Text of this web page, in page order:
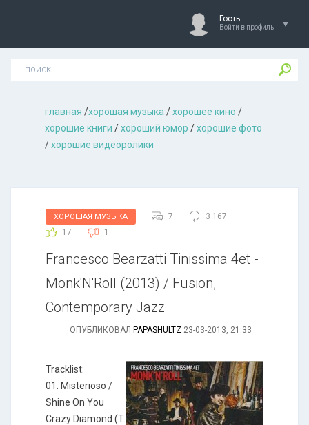
Гость
Войти в профиль
главная /хорошая музыкa /хорошее кино /
хорошие книги /хороший юмор /хорошие фото
/хорошие видеоролики
ХОРОШАЯ МУЗЫКА 7
3 167
17
1
Francesco Bearzatti Tinissima 4et -
Monk'N'Roll (2013) / Fusion,
Contemporary Jazz
ОПУБЛИКОВАЛ PAPASHULTZ 23-03-2013, 21:33
Tracklist:
01. Misterioso /
Shine On You
Crazy Diamond (T.